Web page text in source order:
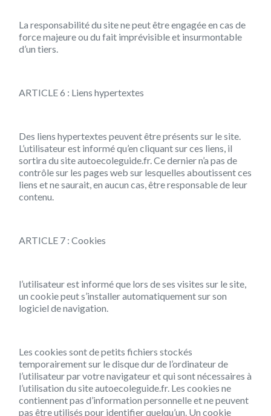
La responsabilité du site ne peut être engagée en cas de
force majeure ou du fait imprévisible et insurmontable
d’un tiers.
ARTICLE 6 : Liens hypertextes
Des liens hypertextes peuvent être présents sur le site.
L’utilisateur est informé qu’en cliquant sur ces liens, il
sortira du site autoecoleguide.fr. Ce dernier n’a pas de
contrôle sur les pages web sur lesquelles aboutissent ces
liens et ne saurait, en aucun cas, être responsable de leur
contenu.
ARTICLE 7 : Cookies
l’utilisateur est informé que lors de ses visites sur le site,
un cookie peut s’installer automatiquement sur son
logiciel de navigation.
Les cookies sont de petits fichiers stockés
temporairement sur le disque dur de l’ordinateur de
l’utilisateur par votre navigateur et qui sont nécessaires à
l’utilisation du site autoecoleguide.fr. Les cookies ne
contiennent pas d’information personnelle et ne peuvent
pas être utilisés pour identifier quelqu’un. Un cookie